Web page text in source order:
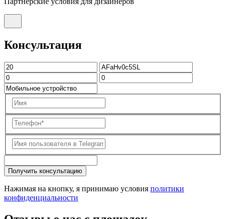
Консультация
Получить консультацию
Нажимая на кнопку, я принимаю условия политики
конфиденциальности